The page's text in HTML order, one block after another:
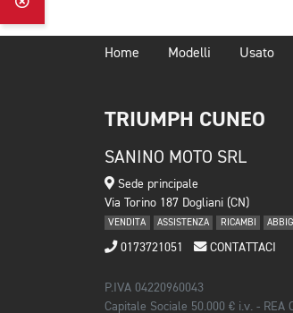
Home Modelli Usato
TRIUMPH CUNEO
SANINO MOTO SRL
Sede principale
Via Torino 187 Dogliani (CN)
VENDITA ASSISTENZA RICAMBI
0173721051 CONTATTACI
P.IVA 04220960043
Capitale Sociale 50.000 € i.v. - REA